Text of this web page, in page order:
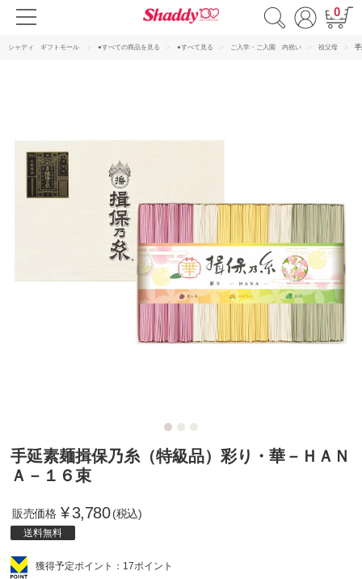
0
シャディ ギフトモール ●すべての商品を見る ●すべて見る ご入学・ご入園 内祝い 祖父母 手
手延素麺揖保乃糸（特級品）彩り・華－ＨＡＮ
Ａ－１６束
販売価格 ¥3,780 (税込)
送料無料
獲得予定ポイント：17ポイント